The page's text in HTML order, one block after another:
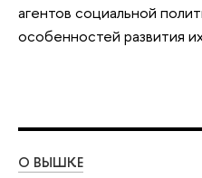
агентов социальной
особенностей развития
О ВЫШКЕ